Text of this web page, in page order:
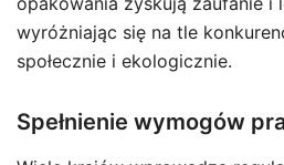
wyróżniając się na tle
społecznie i ekologicznie.
Spełnienie wymogów